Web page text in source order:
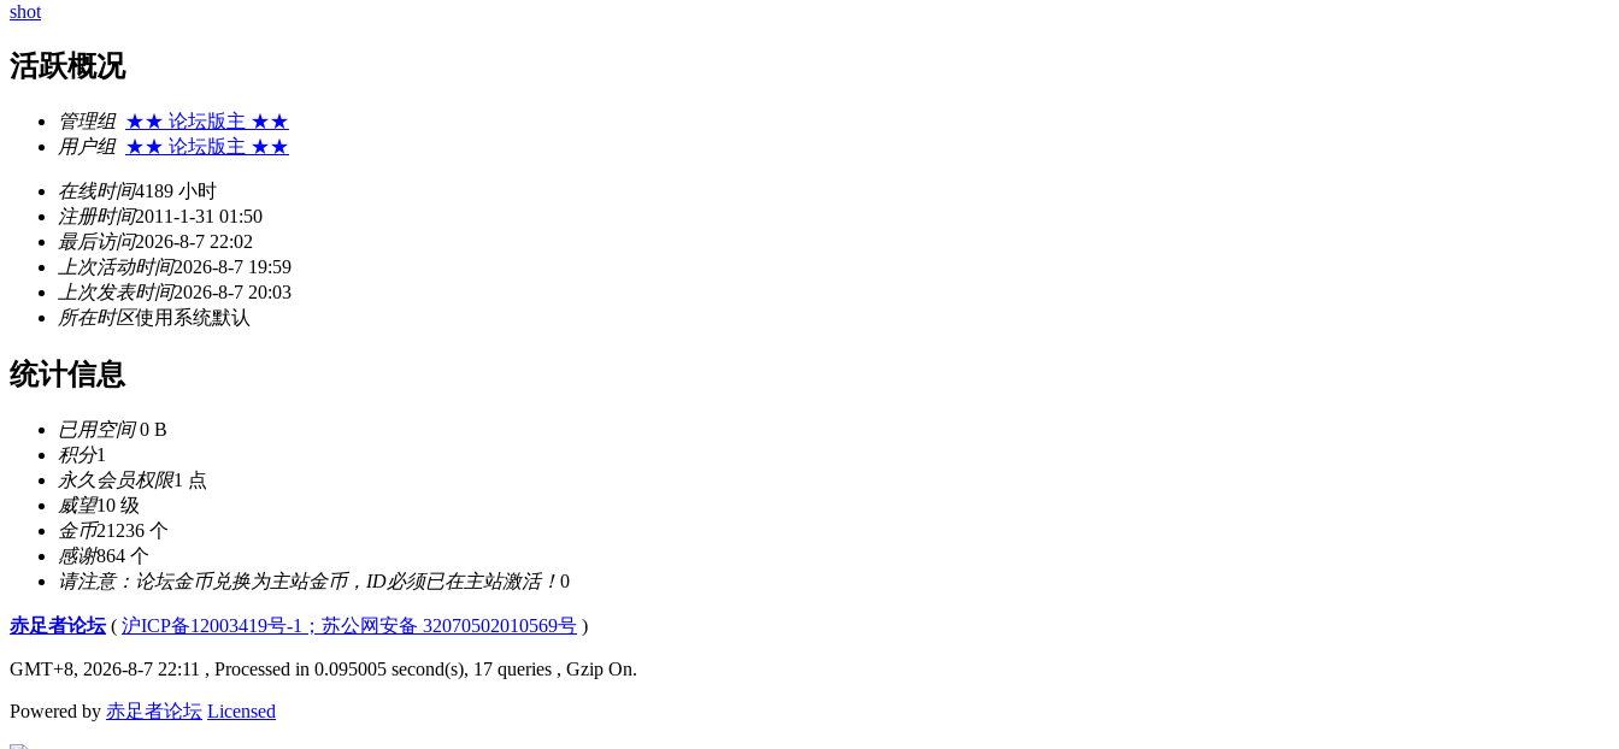
shot
活跃概况
管理组 ★★ 论坛版主 ★★
用户组 ★★ 论坛版主 ★★
在线时间4189 小时
注册时间2011-1-31 01:50
最后访问2026-8-7 22:02
上次活动时间2026-8-7 19:59
上次发表时间2026-8-7 20:03
所在时区使用系统默认
统计信息
已用空间0 B
积分1
永久会员权限1 点
威望10 级
金币21236 个
感谢864 个
请注意：论坛金币兑换为主站金币，ID必须已在主站激活！ 0
赤足者论坛( 沪ICP备12003419号-1；苏公网安备 32070502010569号 )
GMT+8, 2026-8-7 22:11 , Processed in 0.095005 second(s), 17 queries , Gzip On.
Powered by 赤足者论坛 Licensed